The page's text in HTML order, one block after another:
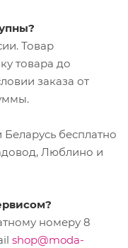
Товар
товара до
заказа от
бесплатно
Люблино и
номеру 8
shop@moda-